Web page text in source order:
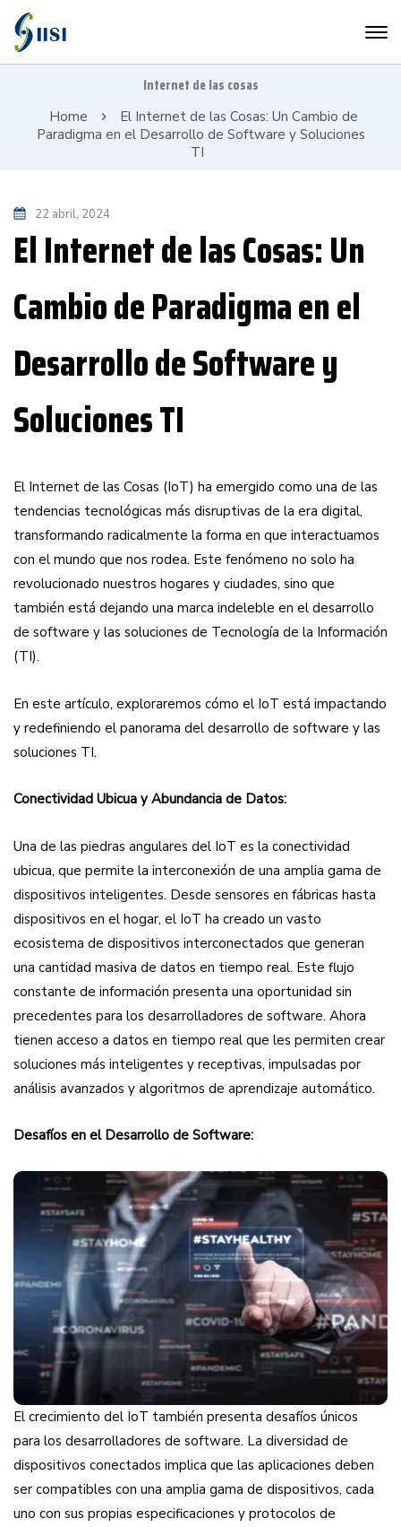
Internet de las cosas
Home
El Internet de las Cosas: Un Cambio de
Paradigma en el Desarrollo de Software y Soluciones
TI
22 abril, 2024
El Internet de las Cosas: Un
Cambio de Paradigma en el
Desarrollo de Software y
Soluciones TI
El Internet de las Cosas (IoT) ha emergido como una de las
tendencias tecnológicas más disruptivas de la era digital,
transformando radicalmente la forma en que interactuamos
con el mundo que nos rodea. Este fenómeno no solo ha
revolucionado nuestros hogares y ciudades, sino que
también está dejando una marca indeleble en el desarrollo
de software y las soluciones de Tecnología de la Información
(TI).
En este artículo, exploraremos cómo el IoT está impactando
y redefiniendo el panorama del desarrollo de software y las
soluciones TI.
Conectividad Ubicua y Abundancia de Datos:
Una de las piedras angulares del IoT es la conectividad
ubicua, que permite la interconexión de una amplia gama de
dispositivos inteligentes. Desde sensores en fábricas hasta
dispositivos en el hogar, el IoT ha creado un vasto
ecosistema de dispositivos interconectados que generan
una cantidad masiva de datos en tiempo real. Este flujo
constante de información presenta una oportunidad sin
precedentes para los desarrolladores de software. Ahora
tienen acceso a datos en tiempo real que les permiten crear
soluciones más inteligentes y receptivas, impulsadas por
análisis avanzados y algoritmos de aprendizaje automático.
Desafíos en el Desarrollo de Software:
El crecimiento del IoT también presenta desafíos únicos
para los desarrolladores de software. La diversidad de
dispositivos conectados implica que las aplicaciones deben
ser compatibles con una amplia gama de dispositivos, cada
uno con sus propias especificaciones y protocolos de